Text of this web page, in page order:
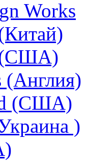
Works
(США)
(Англия)
(США)
)